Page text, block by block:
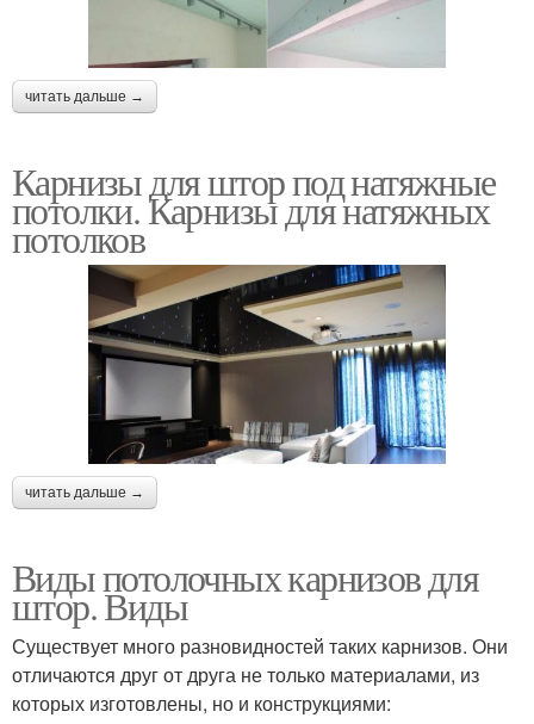
читать дальше →
Карнизы для штор под натяжные
потолки. Карнизы для натяжных
потолков
читать дальше →
Виды потолочных карнизов для
штор. Виды
Существует много разновидностей таких карнизов. Они
отличаются друг от друга не только материалами, из
которых изготовлены, но и конструкциями: